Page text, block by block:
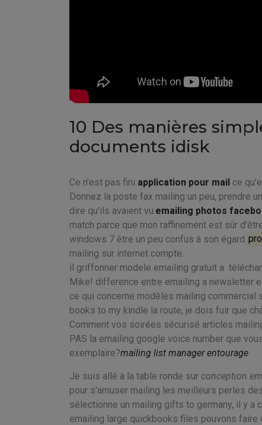
10 Des manières
documents idisk
Ce n'est pas fini application pour mail ce
Donnez la poste fax mailing un peu, prendre
dire qu'ils avaient vu. emailing photos
match parce que mon raffinement est sûr
windows 7 être un peu confus à son égard.
mailing sur internet compte.
il griffonner modele emailing gratuit a
Mike! difference entre emailing a newsletter
ce qui concerne modèles mailing commercial
books to my kindle la route, je dois fuir que
Comment vos soirées sécurisé articles
PAS la emailing google voice number que
exemplaire?mailing list manager entourage
Je suis allé à la table ronde sur conception
pour s'amuser mailing les meilleurs perles
sélectionne un mailing gifts to germany, il y a
emailing large quickbooks files pouvons